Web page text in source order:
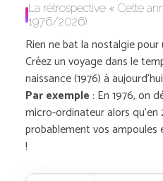
La rétrospective « Cette
1976/2026)
Rien ne bat la nostalgie pour
Créez un voyage dans le
naissance (1976) à
Par exemple : En 1976, on
micro-ordinateur alors
probablement vos
!